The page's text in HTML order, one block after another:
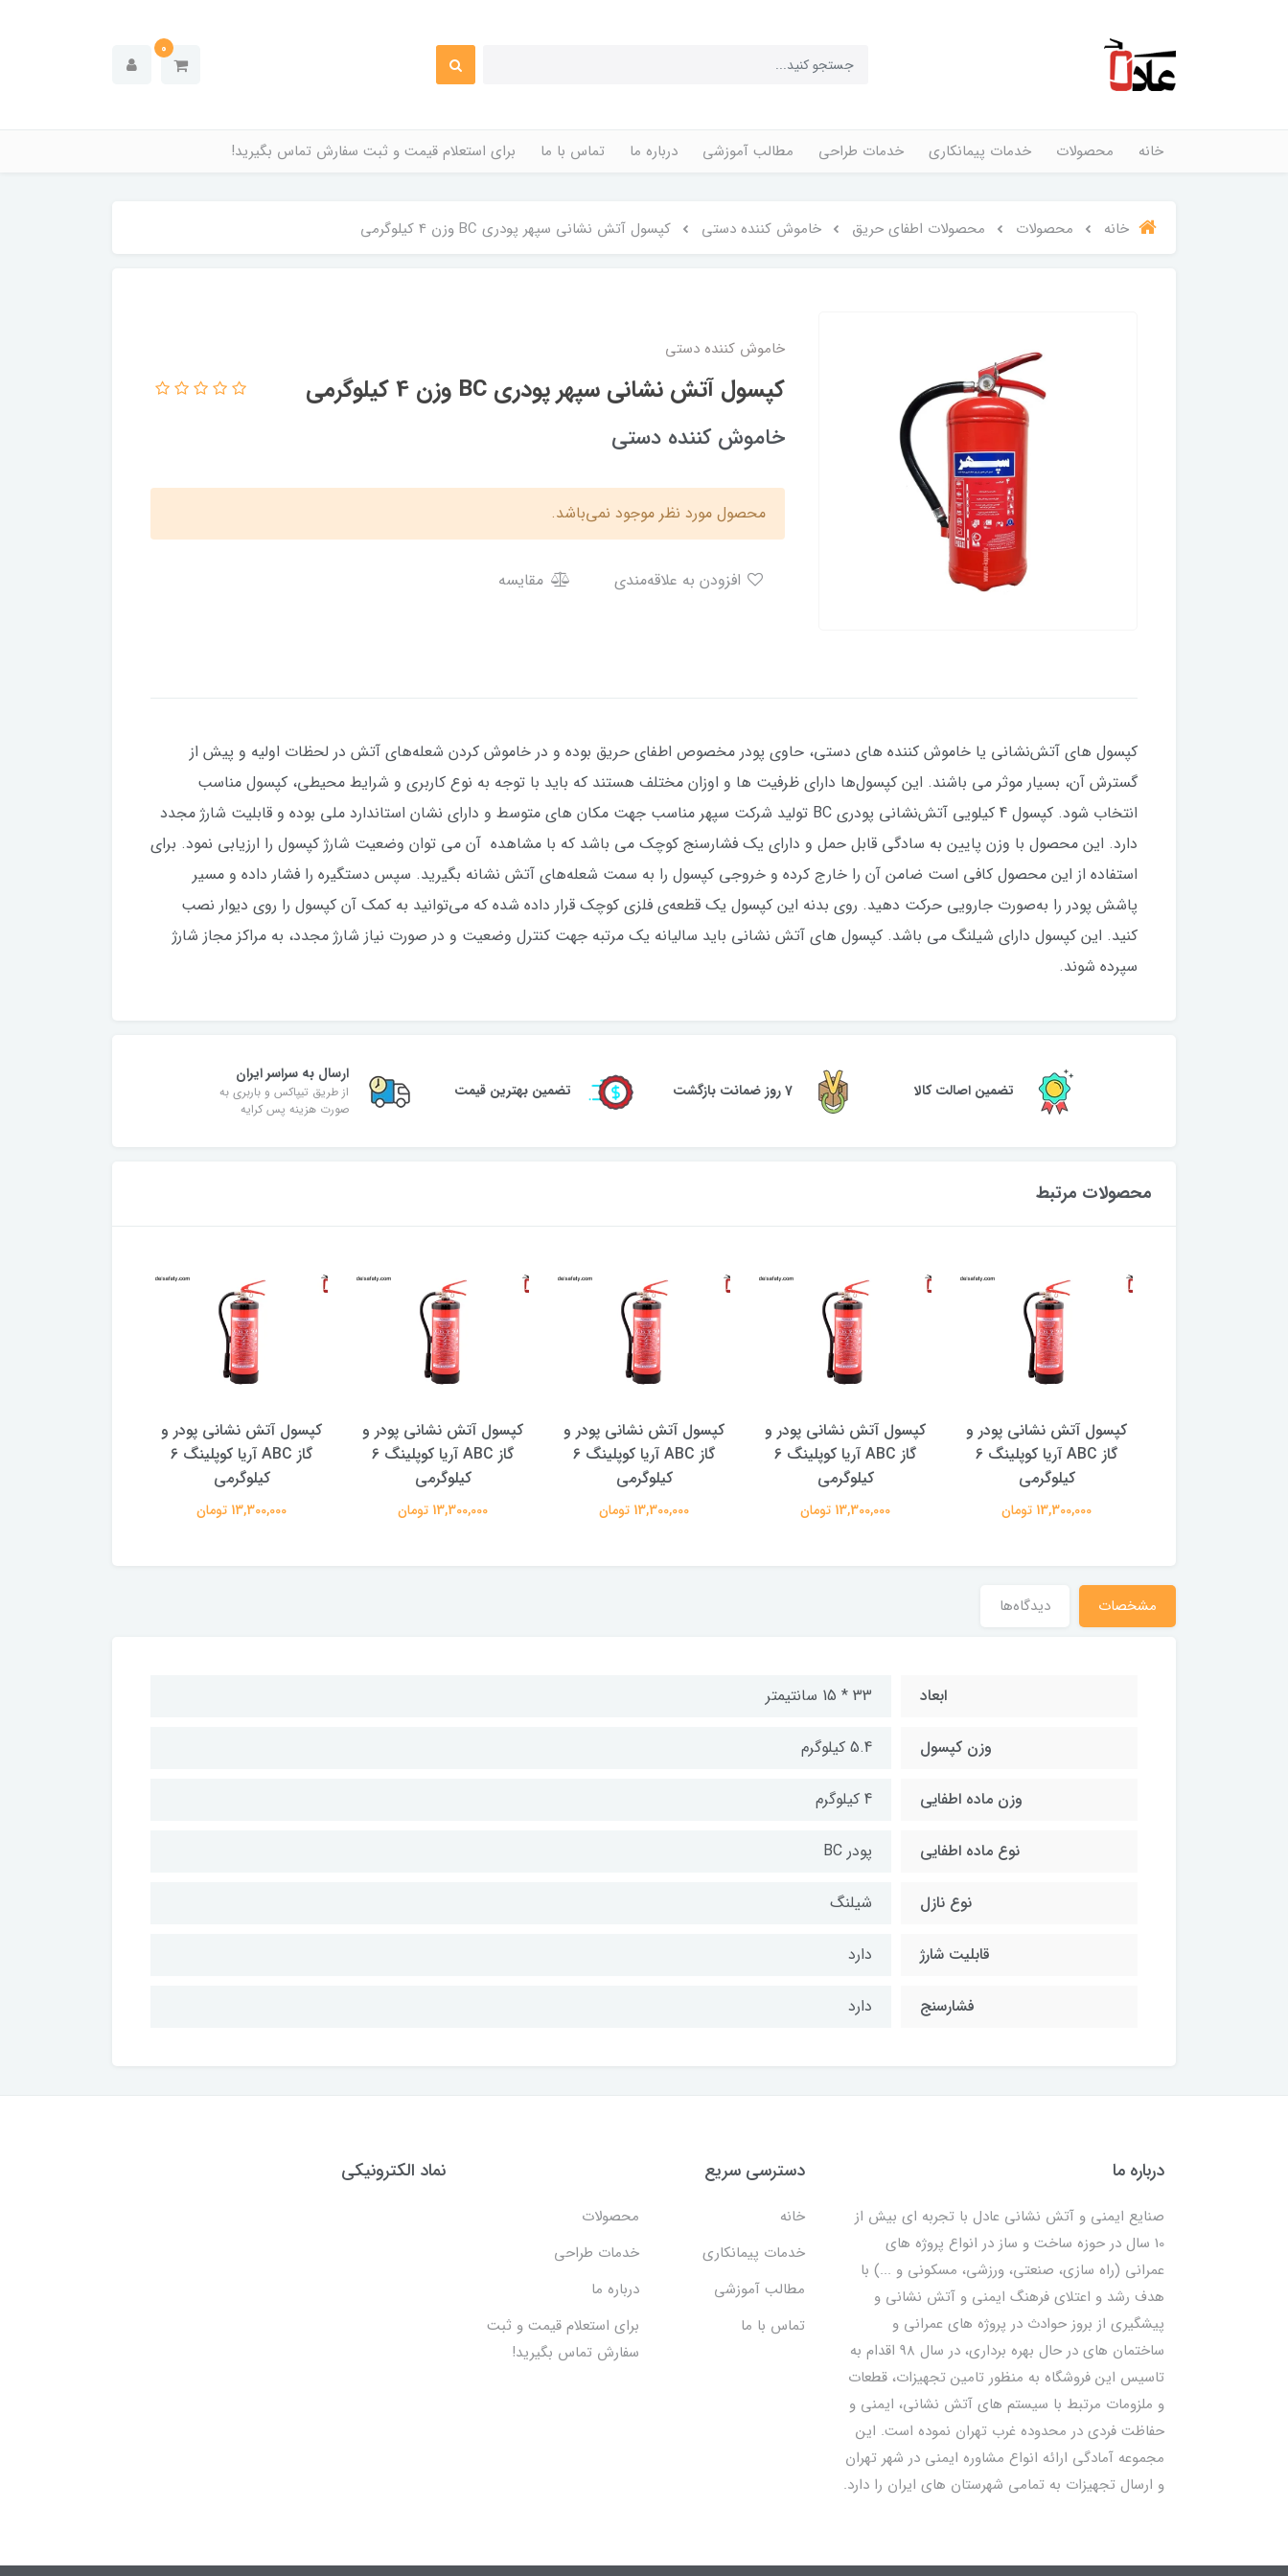
0
خانه محصولات خدمات پیمانکاری خدمات طراحی مطالب آموزشی درباره ما تماس با ما برای استعلام قیمت و ثبت سفارش تماس بگیرید!
خانه محصولات محصولات اطفای حریق خاموش کننده دستی کپسول آتش نشانی سپهر پودری BC وزن 4 کیلوگرمی
خاموش کننده دستی
کپسول آتش نشانی سپهر پودری BC وزن 4 کیلوگرمی
خاموش کننده دستی
محصول مورد نظر موجود نمی‌باشد.
مقایسه
کپسول های‌ آتش‌نشانی یا خاموش کننده های دستی، حاوی پودر مخصوص اطفای حریق بوده و در خاموش کردن شعله‌های آتش در لحظات اولیه و پیش از
گسترش آن، بسیار موثر می باشند. این کپسول‌ها دارای ظرفیت ها و اوزان مختلف هستند که باید با توجه به نوع کاربری و شرایط محیطی، کپسول مناسب
انتخاب شود. کپسول 4 کیلویی آتش‌نشانی پودری BC تولید شرکت سپهر مناسب جهت مکان های متوسط و دارای نشان استاندارد ملی بوده و قابلیت شارژ مجدد
دارد. این محصول با وزن پایین به سادگی قابل حمل و دارای یک فشارسنج کوچک می باشد که با مشاهده آن می توان وضعیت شارژ کپسول را ارزیابی نمود. برای
استفاده از این محصول کافی است ضامن آن را خارج کرده و خروجی کپسول را به سمت شعله‌های آتش نشانه بگیرید. سپس دستگیره را فشار داده و مسیر
پاشش پودر را به‌صورت جارویی حرکت دهید. روی بدنه این کپسول یک قطعه‌ی فلزی کوچک قرار داده شده که می‌توانید به کمک آن کپسول را روی دیوار نصب
کنید. این کپسول دارای شیلنگ می باشد. کپسول های آتش نشانی باید سالیانه یک مرتبه جهت کنترل وضعیت و در صورت نیاز شارژ مجدد، به مراکز مجاز شارژ
سپرده شوند.
تضمین اصالت کالا 7 روز ضمانت بازگشت تضمین بهترین قیمت
ارسال به سراسر ایران
از طریق تیپاکس و باربری به
صورت هزینه پس کرایه
محصولات مرتبط
کپسول آتش نشانی پودر و
گاز ABC آریا کوپلینگ 6
کیلوگرمی
13,300,000 تومان
کپسول آتش نشانی پودر و
گاز ABC آریا کوپلینگ 6
کیلوگرمی
13,300,000 تومان
کپسول آتش نشانی پودر و
گاز ABC آریا کوپلینگ 6
کیلوگرمی
13,300,000 تومان
کپسول آتش نشانی پودر و
گاز ABC آریا کوپلینگ 6
کیلوگرمی
13,300,000 تومان
کپسول آتش نشانی پودر و
گاز ABC آریا کوپلینگ 6
کیلوگرمی
13,300,000 تومان
مشخصات دیدگاه‌ها
ابعاد 33 * 15 سانتیمتر
وزن کپسول 5.4 کیلوگرم
وزن ماده اطفایی 4 کیلوگرم
نوع ماده اطفایی پودر BC
نوع نازل شیلنگ
قابلیت شارژ دارد
فشارسنج دارد
درباره ما
صنایع ایمنی و آتش نشانی عادل با تجربه ای بیش از
10 سال در حوزه ساخت و ساز در انواع پروژه های
عمرانی (راه سازی، صنعتی، ورزشی، مسکونی و ...) با
هدف رشد و اعتلای فرهنگ ایمنی و آتش نشانی و
پیشگیری از بروز حوادث در پروژه های عمرانی و
ساختمان های در حال بهره برداری، در سال 98 اقدام به
تاسیس این فروشگاه به منظور تامین تجهیزات، قطعات
و ملزومات مرتبط با سیستم های آتش نشانی، ایمنی و
حفاظت فردی در محدوده غرب تهران نموده است. این
مجموعه آمادگی ارائه انواع مشاوره ایمنی در شهر تهران
و ارسال تجهیزات به تمامی شهرستان های ایران را دارد.
دسترسی سریع
خانه
محصولات
خدمات پیمانکاری
خدمات طراحی
مطالب آموزشی
درباره ما
تماس با ما
برای استعلام قیمت و ثبت
سفارش تماس بگیرید!
نماد الکترونیکی